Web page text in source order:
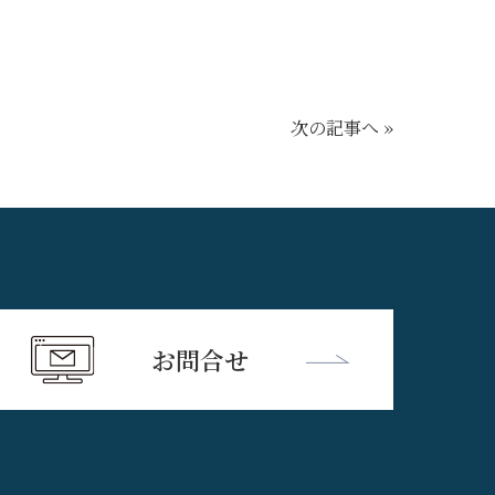
次の記事へ »
お問合せ